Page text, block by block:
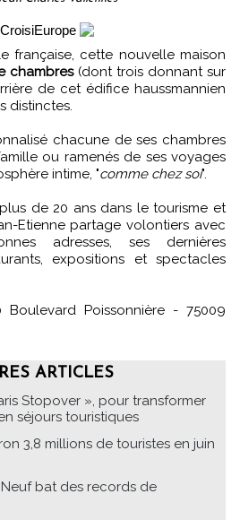
chambres(dont trois donnant sur
de cet édifice haussmannien
distinctes.
chacune de ses chambres
ou ramenés de ses voyages
intime, "comme chez soi".
de 20 ans dans le tourisme et
Etienne partage volontiers avec
adresses, ses dernières
expositions et spectacles
Boulevard Poissonnière - 75009
ARTICLES
Stopover », pour transformer
séjours touristiques
3,8 millions de touristes en juin
bat des records de